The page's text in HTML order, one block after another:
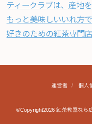
ティークラブは、産地
もっと美味しいいれ方
好きのための紅茶専門店
運営者 個人
©Copyright2026紅茶教室なら